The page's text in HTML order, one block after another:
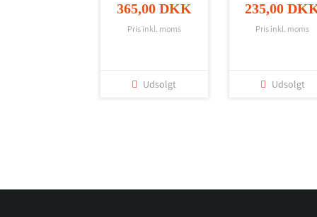
365,00 DKK
Pris inkl. moms
Udsolgt
235,00
Pris inkl. moms
Udsolgt